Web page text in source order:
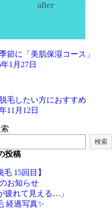
節に「美肌保湿コース」
1月27日
毛したい方におすすめ
11月12日
検索
投稿
毛 15回目】
お知らせ
疲れて見える…」
経過写真✨